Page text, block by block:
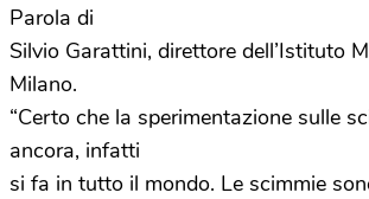
Parola di
Silvio Garattini, direttore dell’Istituto
Milano.
“Certo che la sperimentazione sulle
ancora, infatti
si fa in tutto il mondo. Le scimmie